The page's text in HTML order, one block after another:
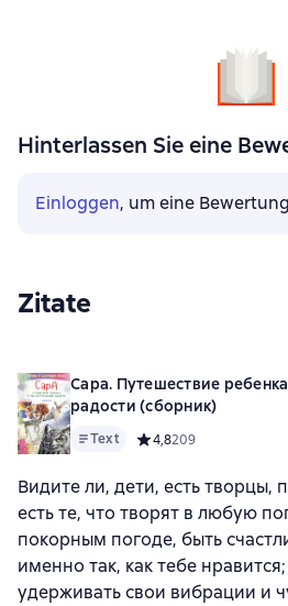
Hinterlassen Sie eine
Einloggen, um eine
Zitate
Сара. Путешествие
радости (сборник)
Text Средний рейтинг 4,8
4,8209
Видите ли, дети, есть творцы,
есть те, что творят в любую
покорным погоде, быть
именно так, как тебе
удерживать свои вибрации и